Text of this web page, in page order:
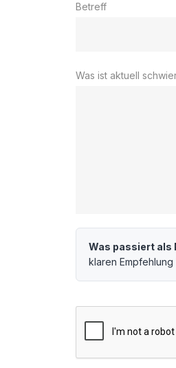
Betreff
Was ist aktuell
Was passiert als
klaren